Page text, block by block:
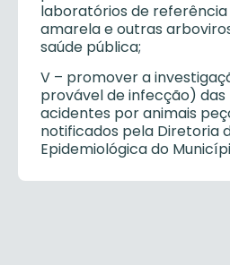
laboratórios de
amarela e outras
saúde pública;
V – promover a
provável de infecção) das
acidentes por animais
notificados pela Diretoria
Epidemiológica do